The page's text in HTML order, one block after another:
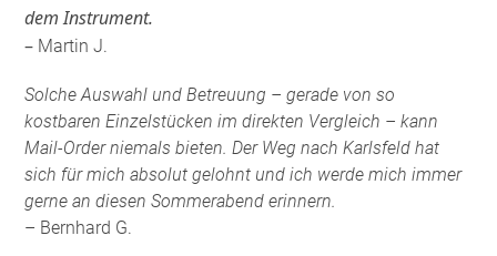
dem Instrument.
– Martin J.
Solche Auswahl und Betreuung – gerade von so
kostbaren Einzelstücken im direkten Vergleich – kann
Mail-Order niemals bieten. Der Weg nach Karlsfeld hat
sich für mich absolut gelohnt und ich werde mich immer
gerne an diesen Sommerabend erinnern.
– Bernhard G.